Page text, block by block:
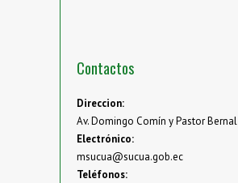
Contactos
Direccion:
Av. Domingo Comín y Pastor Bernal
Electrónico:
msucua@sucua.gob.ec
Teléfonos: